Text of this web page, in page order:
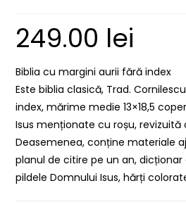
249.00 lei
Biblia cu margini aurii fără index
Este biblia clasică, Trad.
index, mărime medie 13×18,5
Isus menționate cu roșu, revizuită
Deasemenea, conține materiale
planul de citire pe un an,
pildele Domnului Isus, hărți